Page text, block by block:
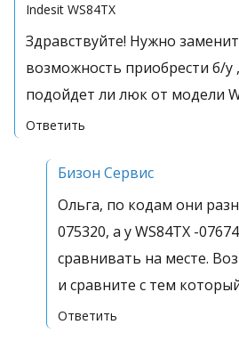
Indesit WS84TX
Здравствуйте! Нужно
возможность приобрести б/у
подойдет ли люк от модели
Ответить
Бизон Сервис
Ольга, по кодам они
075320, а у WS84TX -
сравнивать на месте.
и сравните с тем
Ответить